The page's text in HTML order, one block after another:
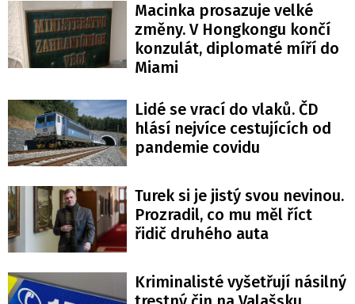
Macinka prosazuje velké
změny. V Hongkongu končí
konzulát, diplomaté míří do
Miami
Lidé se vrací do vlaků. ČD
hlásí nejvíce cestujících od
pandemie covidu
Turek si je jistý svou nevinou.
Prozradil, co mu měl říct
řidič druhého auta
Kriminalisté vyšetřují násilný